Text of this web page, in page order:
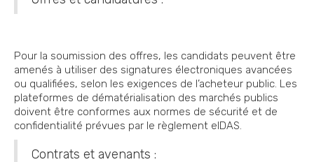
Pour la soumission des offres, les candidats peuvent être
amenés à utiliser des signatures électroniques avancées
ou qualifiées, selon les exigences de l’acheteur public. Les
plateformes de dématérialisation des marchés publics
doivent être conformes aux normes de sécurité et de
confidentialité prévues par le règlement eIDAS.
Contrats et avenants :